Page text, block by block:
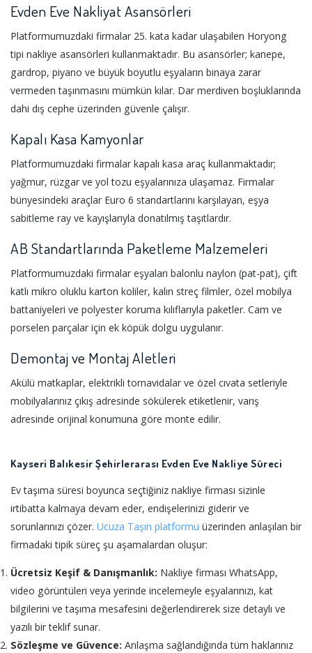
Evden Eve Nakliyat Asansörleri
Platformumuzdaki firmalar 25. kata kadar ulaşabilen Horyong
tipi nakliye asansörleri kullanmaktadır. Bu asansörler; kanepe,
gardrop, piyano ve büyük boyutlu eşyaların binaya zarar
vermeden taşınmasını mümkün kılar. Dar merdiven boşluklarında
dahi dış cephe üzerinden güvenle çalışır.
Kapalı Kasa Kamyonlar
Platformumuzdaki firmalar kapalı kasa araç kullanmaktadır;
yağmur, rüzgar ve yol tozu eşyalarınıza ulaşamaz. Firmalar
bünyesindeki araçlar Euro 6 standartlarını karşılayan, eşya
sabitleme ray ve kayışlarıyla donatılmış taşıtlardır.
AB Standartlarında Paketleme Malzemeleri
Platformumuzdaki firmalar eşyaları balonlu naylon (pat-pat), çift
katlı mikro oluklu karton koliler, kalın streç filmler, özel mobilya
battaniyeleri ve polyester koruma kılıflarıyla paketler. Cam ve
porselen parçalar için ek köpük dolgu uygulanır.
Demontaj ve Montaj Aletleri
Akülü matkaplar, elektrikli tornavidalar ve özel cıvata setleriyle
mobilyalarınız çıkış adresinde sökülerek etiketlenir, varış
adresinde orijinal konumuna göre monte edilir.
Kayseri Balıkesir Şehirlerarası Evden Eve Nakliye Süreci
Ev taşıma süresi boyunca seçtiğiniz nakliye firması sizinle
irtibatta kalmaya devam eder, endişelerinizi giderir ve
sorunlarınızı çözer. Ucuza Taşın platformu üzerinden anlaşılan bir
firmadaki tipik süreç şu aşamalardan oluşur:
Ücretsiz Keşif & Danışmanlık: Nakliye firması WhatsApp,
video görüntüleri veya yerinde incelemeyle eşyalarınızı, kat
bilgilerini ve taşıma mesafesini değerlendirerek size detaylı ve
yazılı bir teklif sunar.
Sözleşme ve Güvence: Anlaşma sağlandığında tüm haklarınız